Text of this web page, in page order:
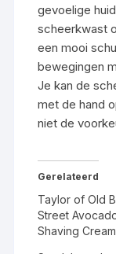
gevoelige
scheerkwast
een mooi
bewegingen
Je kan de
met de hand
niet de
Gerelateerd
Taylor of Old
Street
Shaving Cream